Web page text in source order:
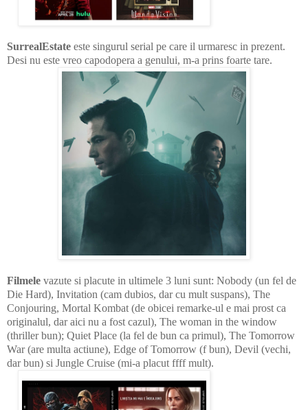
SurrealEstate este singurul serial pe care il urmaresc in prezent.
Desi nu este vreo capodopera a genului, m-a prins foarte tare.
Filmele vazute si placute in ultimele 3 luni sunt: Nobody (un fel de
Die Hard), Invitation (cam dubios, dar cu mult suspans), The
Conjouring, Mortal Kombat (de obicei remarke-ul e mai prost ca
originalul, dar aici nu a fost cazul), The woman in the window
(thriller bun); Quiet Place (la fel de bun ca primul), The Tomorrow
War (are multa actiune), Edge of Tomorrow (f bun), Devil (vechi,
dar bun) si Jungle Cruise (mi-a placut ffff mult).